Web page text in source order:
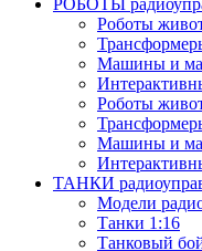
Роботы
Машины и
Роботы
Машины и
ТАНКИ
Модели
Танки 1:16
Танковый